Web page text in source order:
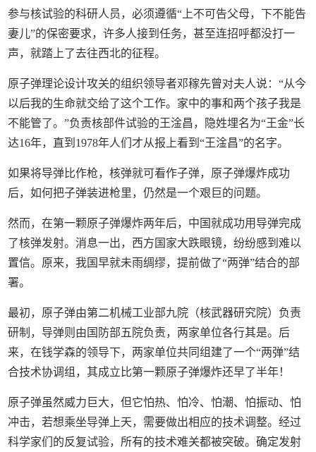
参与核试验的科研人员，必须遵循“上不可告父母，下不能告
妻儿”的保密要求，许多人接到任务，甚至连招呼都没打一
声，就踏上了去往西北的征程。
原子弹理论设计攻关的组织领导者邓稼先曾对夫人说：“从今
以后我的生命就交给了这个工作。家中的事和两个孩子我是
不能管了。”负责核部件试验的王淦昌，隐姓埋名为“王金”长
达16年，直到1978年人们才从报上看到“王淦昌”的名字。
如果将导弹比作枪，核弹就可看作子弹，原子弹爆炸成功
后，如何把子弹装进枪里，仍然是一个艰巨的问题。
然而，在第一颗原子弹爆炸两年后，中国就成功用导弹完成
了核弹发射。消息一出，西方国家大跌眼镜，纷纷感到难以
置信。原来，我国早就未雨绸缪，提前做了“两弹”结合的部
署。
最初，原子弹由第二机械工业部九院（核武器研究院）负责
研制，导弹则由国防部五院负责，两家单位各行其是。后
来，在钱学森的领导下，两家单位共同组建了一个“两弹”结
合技术协调组，其成立比第一颗原子弹爆炸还早了半年！
原子弹虽然威力巨大，但它怕热、怕冷、怕潮、怕振动、怕
冲击，若想乘坐导弹上天，需要做出相应的技术调整。经过
科学家们的反复试验，所有的技术难关都被突破。确定发射